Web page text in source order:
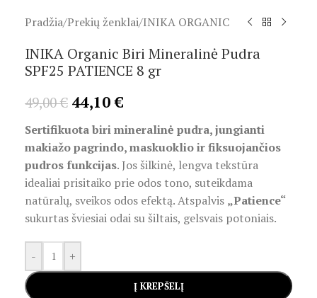
Pradžia/Prekių ženklai/INIKA ORGANIC
INIKA Organic Biri Mineralinė Pudra
SPF25 PATIENCE 8 gr
49,00€ 44,10€
Sertifikuota biri mineralinė pudra, jungianti
makiažo pagrindo, maskuoklio ir fiksuojančios
pudros funkcijas. Jos šilkinė, lengva tekstūra
idealiai prisitaiko prie odos tono, suteikdama
natūralų, sveikos odos efektą. Atspalvis „Patience“
sukurtas šviesiai odai su šiltais, gelsvais potoniais.
- +
Į KREPŠELĮ